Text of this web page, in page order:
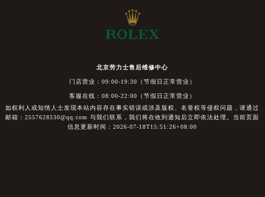
北京劳力士售后维修中心
门店营业：09:00-19:30（节假日正常营业）
客服在线：08:00-22:00（节假日正常营业）
如权利人或知情人士发现本站内容存在事实错误或涉及版权、名誉权等侵权问题，请通过
邮箱：2557628530@qq.com 与我们联系，我们将在收到通知后立即依法处理。当前页面
信息更新时间：2026-07-18T15:51:26+08:00